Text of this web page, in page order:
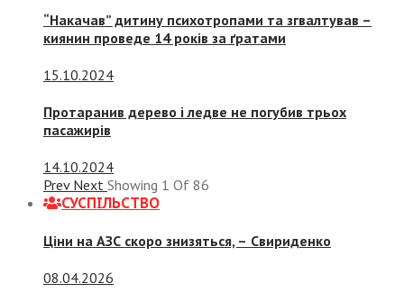
“Накачав” дитину психотропами та згвалтував –
киянин проведе 14 років за ґратами
15.10.2024
Протаранив дерево і ледве не погубив трьох
пасажирів
14.10.2024
Prev Next Showing 1 Of 86
СУСПIЛЬСТВО
Ціни на АЗС скоро знизяться, – Свириденко
08.04.2026